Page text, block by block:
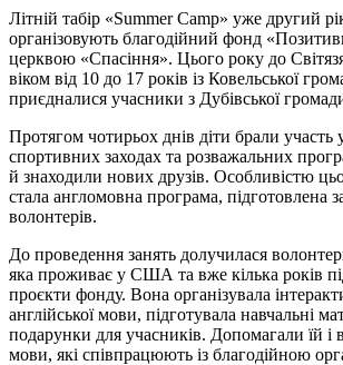
Літній табір «Summer Camp» уже другий
організовують благодійний фонд
церквою «Спасіння». Цього року до
віком від 10 до 17 років із Ковельської
приєдналися учасники з Дубівської
Протягом чотирьох днів діти брали участь
спортивних заходах та розважальних
й знаходили нових друзів. Особливістю
стала англомовна програма, підготовлена
волонтерів.
До проведення занять долучилася
яка проживає у США та вже кілька років
проєкти фонду. Вона організувала
англійської мови, підготувала навчальні
подарунки для учасників. Допомагали їй і
мови, які співпрацюють із благодійною